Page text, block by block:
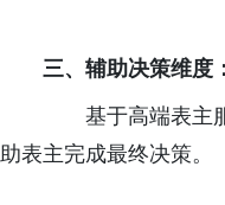
三、辅助决策维度：
基于高端表主服
助表主完成最终决策。